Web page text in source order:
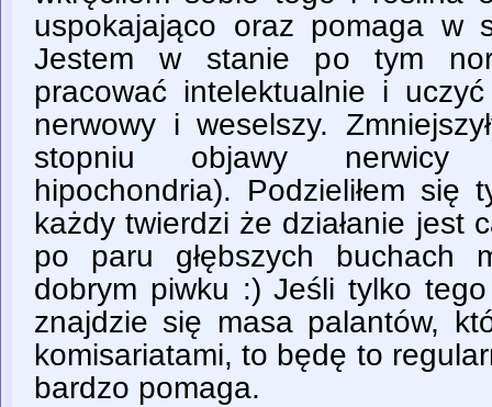
uspokajająco oraz pomaga w
Jestem w stanie po tym
pracować intelektualnie i
nerwowy i weselszy.
stopniu objawy nerwicy
hipochondria). Podzieliłem
każdy twierdzi że działanie jest
po paru głębszych
dobrym piwku :) Jeśli tylko
znajdzie się masa palantów,
komisariatami, to będę to
bardzo pomaga.